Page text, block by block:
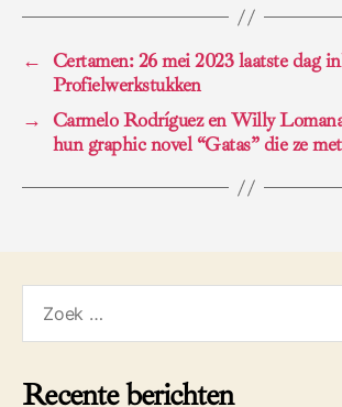
← Certamen: 26 mei 2023 laatste dag
Profielwerkstukken
→ Carmelo Rodríguez en Willy
hun graphic novel “Gatas” die ze
naar:
Recente berichten